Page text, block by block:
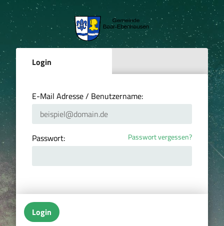
Login
E-Mail Adresse / Benutzername:
Passwort: Passwort vergessen?
Login